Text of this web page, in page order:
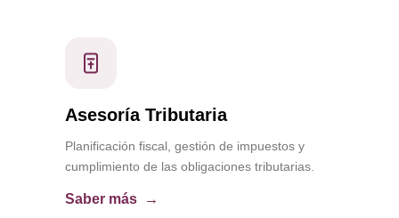
Asesoría Tributaria
Planificación fiscal, gestión de impuestos y
cumplimiento de las obligaciones tributarias.
Saber más